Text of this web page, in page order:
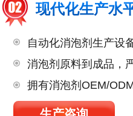
现代化生产水
自动化消泡剂生产设
消泡剂原料到成品，
拥有消泡剂OEM/